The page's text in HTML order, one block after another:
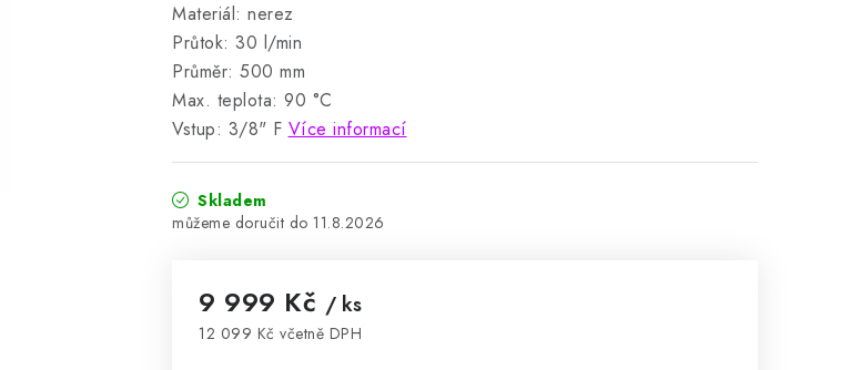
Materiál: nerez
Průtok: 30 l/min
Průměr: 500 mm
Max. teplota: 90 °C
Vstup: 3/8" F Více informací
Skladem
11.8.2026
9 999 Kč / ks
12 099 Kč včetně DPH